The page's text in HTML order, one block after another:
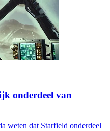
onderdeel van
weten dat Starfield onderdeel